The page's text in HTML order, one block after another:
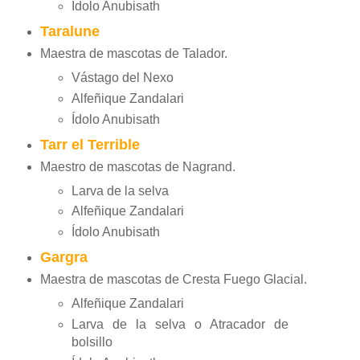
Ídolo Anubisath
Taralune
Maestra de mascotas de Talador.
Vástago del Nexo
Alfeñique Zandalari
Ídolo Anubisath
Tarr el Terrible
Maestro de mascotas de Nagrand.
Larva de la selva
Alfeñique Zandalari
Ídolo Anubisath
Gargra
Maestra de mascotas de Cresta Fuego Glacial.
Alfeñique Zandalari
Larva de la selva o Atracador de
bolsillo